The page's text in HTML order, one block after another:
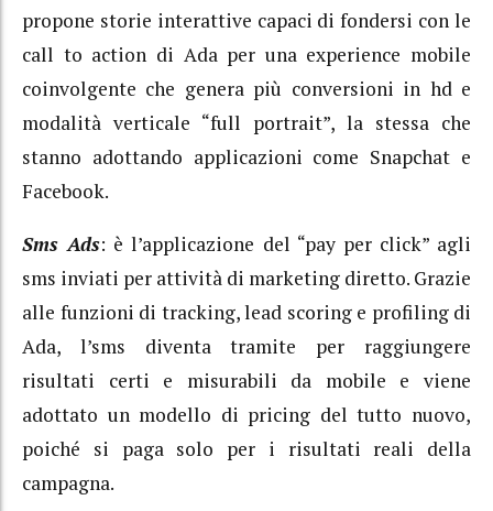
propone storie interattive capaci di fondersi con le
call to action di Ada per una experience mobile
coinvolgente che genera più conversioni in hd e
modalità verticale “full portrait”, la stessa che
stanno adottando applicazioni come Snapchat e
Facebook.
Sms Ads: è l’applicazione del “pay per click” agli
sms inviati per attività di marketing diretto. Grazie
alle funzioni di tracking, lead scoring e profiling di
Ada, l’sms diventa tramite per raggiungere
risultati certi e misurabili da mobile e viene
adottato un modello di pricing del tutto nuovo,
poiché si paga solo per i risultati reali della
campagna.